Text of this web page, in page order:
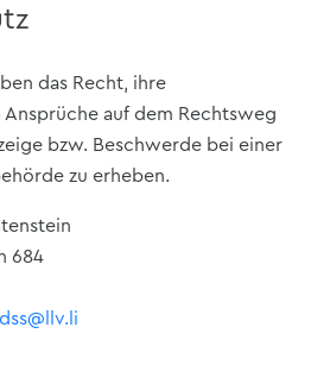
das Recht, ihre
auf dem Rechtsweg
bzw. Beschwerde bei einer
zu erheben.
684